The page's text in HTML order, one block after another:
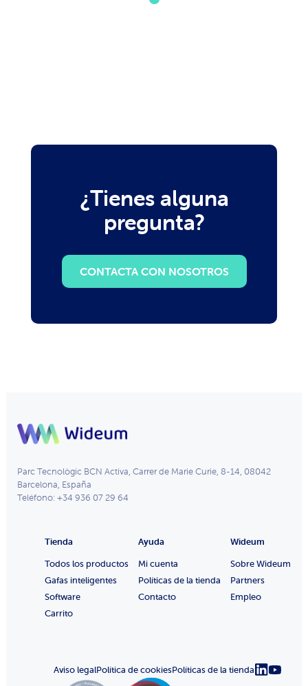
¿Tienes alguna
pregunta?
CONTACTA CON NOSOTROS
Parc Tecnològic BCN Activa, Carrer de Marie Curie, 8-14, 08042
Barcelona, España
Teléfono: +34 936 07 29 64
Tienda
Todos los productos
Gafas inteligentes
Software
Carrito
Ayuda
Mi cuenta
Políticas de la tienda
Contacto
Wideum
Sobre Wideum
Partners
Empleo
Aviso legalPolítica de cookiesPolíticas de la tienda